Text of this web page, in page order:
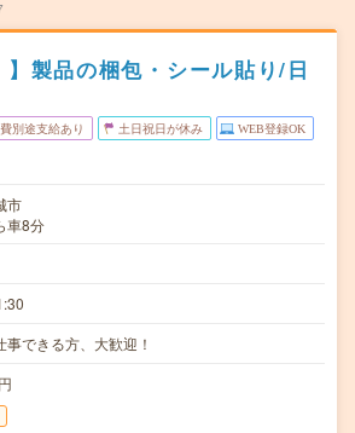
】製品の梱包・シール貼り/日
別途支給あり 土日祝日が休み WEB登録OK
市
車8分
事できる方、大歓迎！